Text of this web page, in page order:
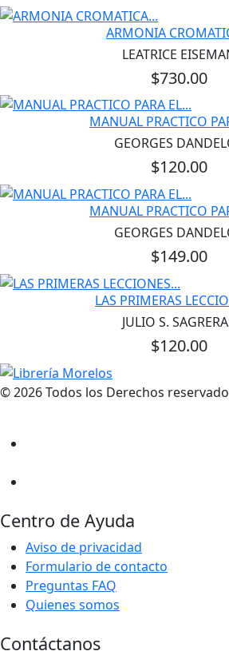
ARMONIA
LEATRICE
$730.00
MANUAL PRACTICO
GEORGES
$120.00
MANUAL PRACTICO
GEORGES
$149.00
LAS PRIMERAS
JULIO S.
$120.00
© 2026 Todos los Derechos
Centro de Ayuda
Aviso de privacidad
Formulario de contacto
Preguntas FAQ
Quienes somos
Contáctanos